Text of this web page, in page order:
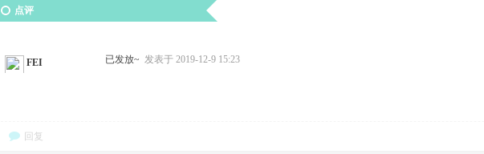
点评
FEI 已发放~ 发表于 2019-12-9 15:23
回复